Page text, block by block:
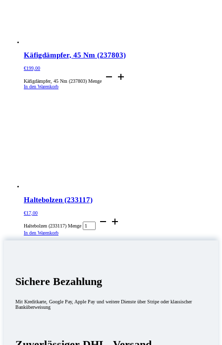
Käfigdämpfer, 45 Nm (237803)
€199,00
Käfigdämpfer, 45 Nm (237803) Menge
In den Warenkorb
Haltebolzen (233117)
€17,00
Haltebolzen (233117) Menge
In den Warenkorb
Sichere Bezahlung
Mit Kreditkarte, Google Pay, Apple Pay und weitere Dienste über Stripe oder klassischer
Banküberweisung